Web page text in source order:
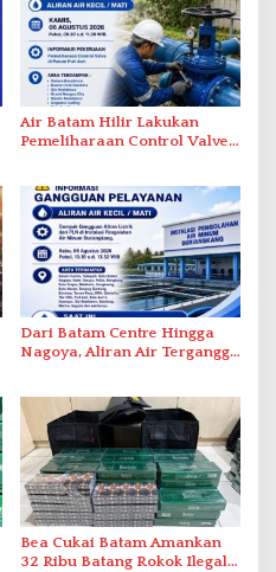
Air Batam Hilir Lakukan
Pemeliharaan Control Valve,
Dari Batam Centre Hingga
Nagoya, Aliran Air Terganggu
Bea Cukai Batam Amankan
32 Ribu Batang Rokok Ilegal